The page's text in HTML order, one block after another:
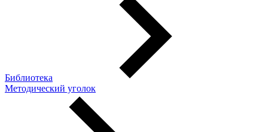
Библиотека
Методический уголок